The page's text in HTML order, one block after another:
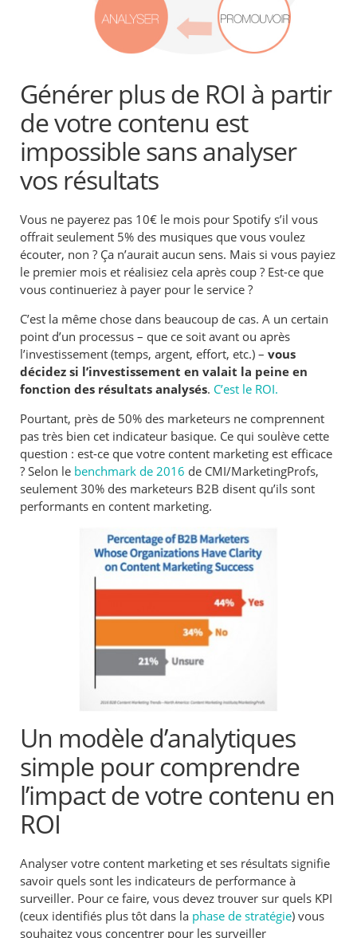
Générer plus de ROI à partir
de votre contenu est
impossible sans analyser
vos résultats
Vous ne payerez pas 10€ le mois pour Spotify s’il vous
offrait seulement 5% des musiques que vous voulez
écouter, non ? Ça n’aurait aucun sens. Mais si vous payiez
le premier mois et réalisiez cela après coup ? Est-ce que
vous continueriez à payer pour le service ?
C’est la même chose dans beaucoup de cas. A un certain
point d’un processus – que ce soit avant ou après
l’investissement (temps, argent, effort, etc.) –vous
décidez si l’investissement en valait la peine en
fonction des résultats analysés. C’est le ROI.
Pourtant, près de 50% des marketeurs ne comprennent
pas très bien cet indicateur basique. Ce qui soulève cette
question : est-ce que votre content marketing est efficace
? Selon le benchmark de 2016 de CMI/MarketingProfs,
seulement 30% des marketeurs B2B disent qu’ils sont
performants en content marketing.
Un modèle d’analytiques
simple pour comprendre
l’impact de votre contenu en
ROI
Analyser votre content marketing et ses résultats signifie
savoir quels sont les indicateurs de performance à
surveiller. Pour ce faire, vous devez trouver sur quels KPI
(ceux identifiés plus tôt dans la phase de stratégie) vous
souhaitez vous concentrer pour les surveiller